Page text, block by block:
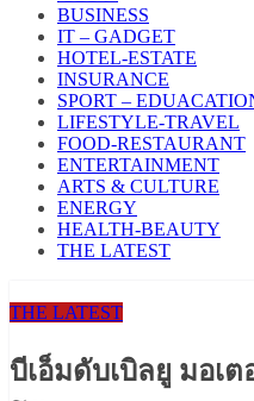
BUSINESS
IT – GADGET
HOTEL-ESTATE
INSURANCE
SPORT –
LIFESTYLE​-TRAVEL​
FOOD-RESTAURANT
ENTERTAINMENT
ARTS & CULTURE
ENERGY
HEALTH​-BEAUTY
THE LATEST
THE LATEST
บีเอ็มดับเบิลยู มอเ